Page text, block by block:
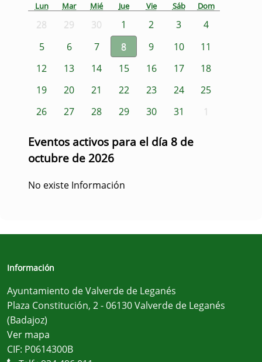
Lun Mar Mié Jue Vie Sáb Dom
28 29 30 1 2 3
4
5
6 7 8 9 10
11
12
13 14 15 16 17
18
19
20 21 22 23 24
25
26
27 28 29 30 31 1
Eventos activos para el día 8 de
octubre de 2026
No existe Información
Información
Ayuntamiento de Valverde de Leganés
Plaza Constitución, 2 - 06130 Valverde de Leganés
(Badajoz)
Ver mapa
CIF: P0614300B